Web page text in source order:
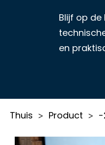
Blijf op
en
Thuis > Product > -